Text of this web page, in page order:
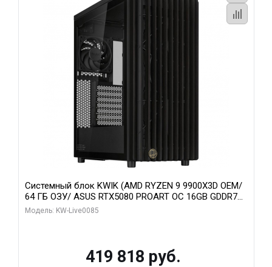
Системный блок KWIK (AMD RYZEN 9 9900X3D OEM/
64 ГБ ОЗУ/ ASUS RTX5080 PROART OC 16GB GDDR7
256bit Type-C DP 2/ 960 ГБ SSD)
Модель: KW-Live0085
419 818 руб.